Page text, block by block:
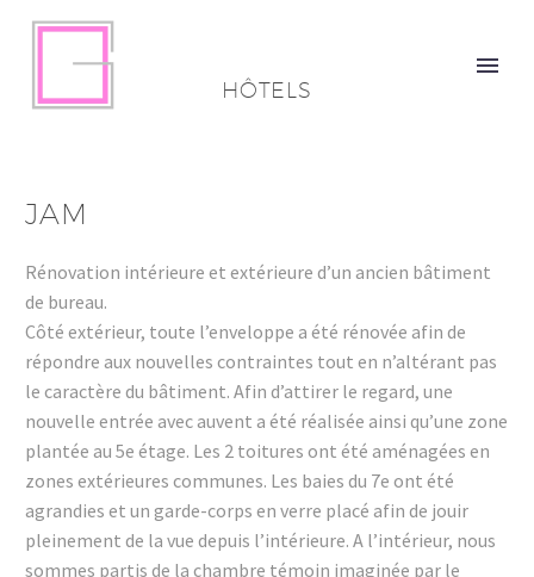
HÔTELS
JAM
Rénovation intérieure et extérieure d’un ancien bâtiment
de bureau.
Côté extérieur, toute l’enveloppe a été rénovée afin de
répondre aux nouvelles contraintes tout en n’altérant pas
le caractère du bâtiment. Afin d’attirer le regard, une
nouvelle entrée avec auvent a été réalisée ainsi qu’une zone
plantée au 5e étage. Les 2 toitures ont été aménagées en
zones extérieures communes. Les baies du 7e ont été
agrandies et un garde-corps en verre placé afin de jouir
pleinement de la vue depuis l’intérieure. A l’intérieur, nous
sommes partis de la chambre témoin imaginée par le